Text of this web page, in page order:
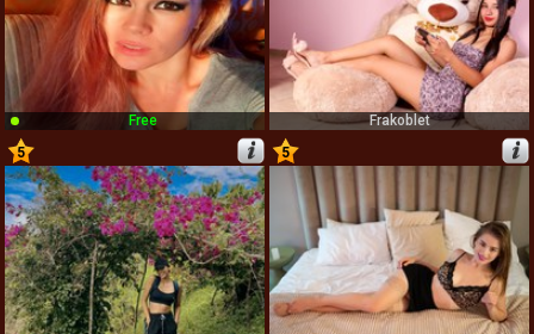
Free
Frakoblet
5
41
5